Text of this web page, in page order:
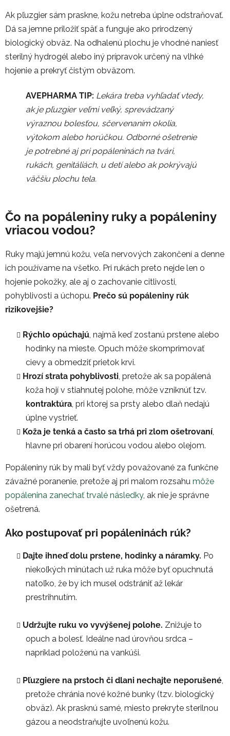
Ak pľuzgier sám praskne, kožu netreba úplne odstraňovať.
Dá sa jemne priložiť späť a funguje ako prirodzený
biologický obväz. Na odhalenú plochu je vhodné naniesť
sterilný hydrogél alebo iný prípravok určený na vlhké
hojenie a prekryť čistým obväzom.
AVEPHARMA TIP: Lekára treba vyhľadať vtedy,
ak je pľuzgier veľmi veľký, sprevádzaný
výraznou bolesťou, sčervenaním okolia,
výtokom alebo horúčkou. Odborné ošetrenie
je potrebné aj pri popáleninách na tvári,
rukách, genitáliách, u detí alebo ak pokrývajú
väčšiu plochu tela.
Čo na popáleniny ruky a popáleniny
vriacou vodou?
Ruky majú jemnú kožu, veľa nervových zakončení a denne
ich používame na všetko. Pri rukách preto nejde len o
hojenie pokožky, ale aj o zachovanie citlivosti,
pohyblivosti a úchopu. Prečo sú popáleniny rúk
rizikovejšie?
Rýchlo opúchajú , najmä keď zostanú prstene alebo
hodinky na mieste. Opuch môže skomprimovať
cievy a obmedziť prietok krvi.
Hrozí strata pohyblivosti , pretože ak sa popálená
koža hojí v stiahnutej polohe, môže vzniknúť tzv.
kontraktúra , pri ktorej sa prsty alebo dlaň nedajú
úplne vystrieť.
Koža je tenká a často sa trhá pri zlom ošetrovaní
hlavne pri obarení horúcou vodou alebo olejom.
Popáleniny rúk by mali byť vždy považované za funkčne
závažné poranenie, pretože aj pri malom rozsahu môže
popálenina zanechať trvalé následky, ak nie je správne
ošetrená.
Ako postupovať pri popáleninách rúk?
Dajte ihneď dolu prstene, hodinky a náramky. Po
niekoľkých minútach už ruka môže byť opuchnutá
natoľko, že by ich musel odstrániť až lekár
prestrihnutím.
Udržujte ruku vo vyvýšenej polohe. Znižuje to
opuch a bolesť. Ideálne nad úrovňou srdca –
napríklad položenú na vankúši.
Pľuzgiere na prstoch či dlani nechajte neporušené
pretože chránia nové kožné bunky (tzv. biologický
obväz). Ak prasknú samé, miesto prekryte sterilnou
gázou a neodstraňujte uvoľnenú kožu.